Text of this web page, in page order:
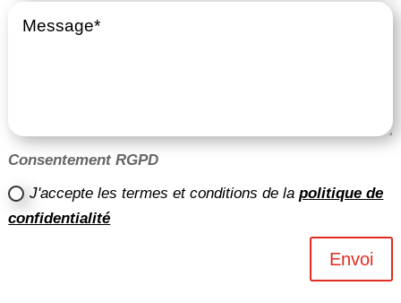
Consentement RGPD
J'accepte les termes et conditions de lapolitique de
confidentialité
Envoi